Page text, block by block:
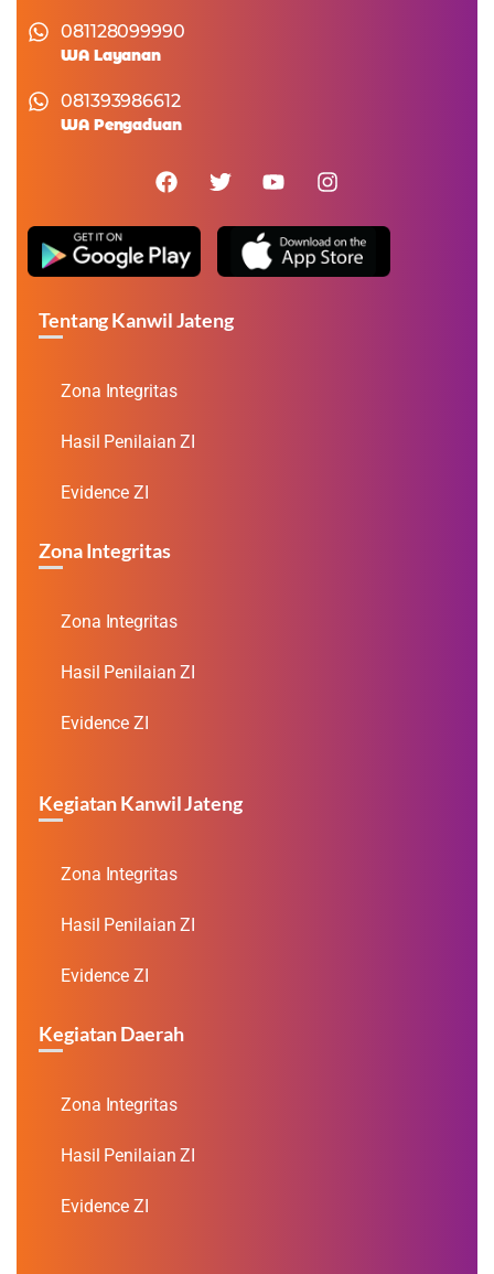
081128099990
WA Layanan
081393986612
WA Pengaduan
Tentang Kanwil Jateng
Zona Integritas
Hasil Penilaian ZI
Evidence ZI
Zona Integritas
Zona Integritas
Hasil Penilaian ZI
Evidence ZI
Kegiatan Kanwil Jateng
Zona Integritas
Hasil Penilaian ZI
Evidence ZI
Kegiatan Daerah
Zona Integritas
Hasil Penilaian ZI
Evidence ZI